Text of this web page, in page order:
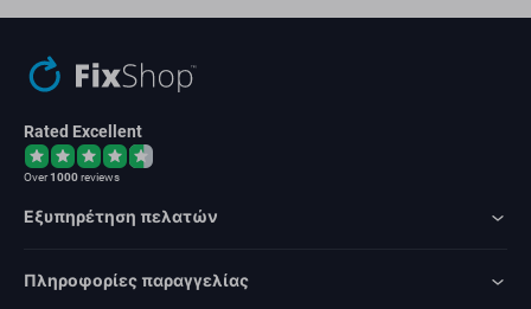
Rated Excellent
Over1000reviews
Εξυπηρέτηση πελατών
Πληροφορίες παραγγελίας